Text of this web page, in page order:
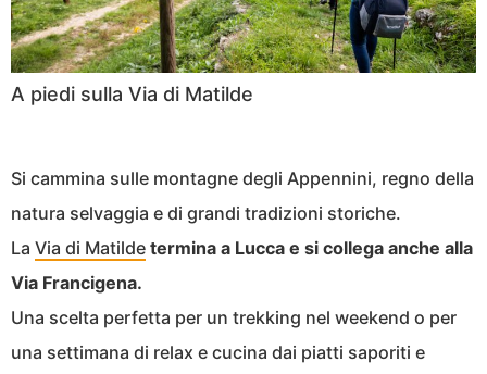
A piedi sulla Via di Matilde
Si cammina sulle montagne degli Appennini, regno della
natura selvaggia e di grandi tradizioni storiche.
La Via di Matilde termina a Lucca e si collega anche alla
Via Francigena.
Una scelta perfetta per un trekking nel weekend o per
una settimana di relax e cucina dai piatti saporiti e